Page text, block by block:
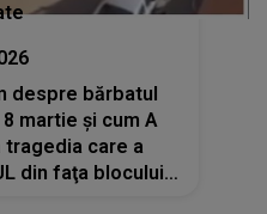
despre bărbatul
martie și cum A
tragedia care a
din faţa blocului: